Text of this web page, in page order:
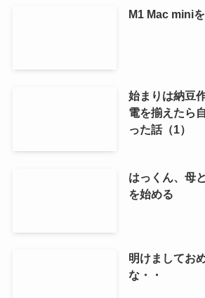
M1 Mac mini
始まりは納豆
電を揃えたら
った話（1）
はっくん、母
を始める
明けましてお
な・・